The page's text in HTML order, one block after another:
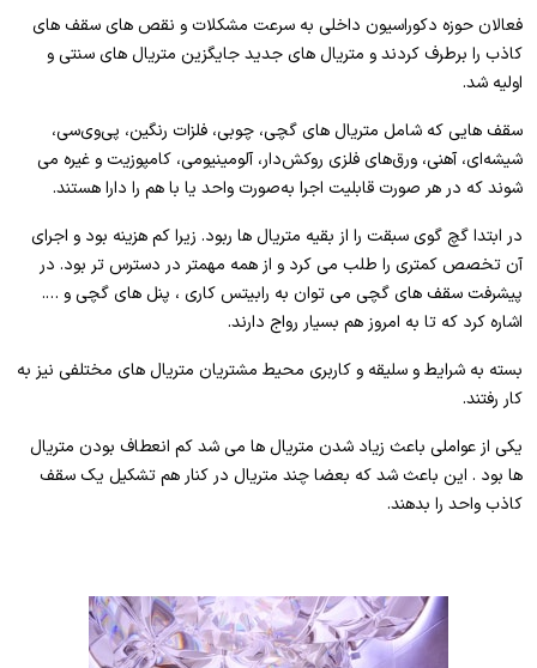
فعالان حوزه دکوراسیون داخلی به سرعت مشکلات و نقص های سقف های
کاذب را برطرف کردند و متریال های جدید جایگزین متریال های سنتی و
اولیه شد.
سقف هایی که شامل متریال های گچی، چوبی، فلزات رنگین، پی‌وی‌سی،
شیشه‌ای، آهنی، ورق‌های فلزی روکش‌دار، آلومینیومی، کامپوزیت و غیره می
شوند که در هر صورت قابلیت اجرا به‌صورت واحد یا با هم را دارا هستند.
در ابتدا گچ گوی سبقت را از بقیه متریال ها ربود. زیرا کم هزینه بود و اجرای
آن تخصص کمتری را طلب می کرد و از همه مهمتر در دسترس تر بود. در
پیشرفت سقف های گچی می توان به رابیتس کاری ، پنل های گچی و ….
اشاره کرد که تا به امروز هم بسیار رواج دارند.
بسته به شرایط و سلیقه و کاربری محیط مشتریان متریال های مختلفی نیز به
کار رفتند.
یکی از عواملی باعث زیاد شدن متریال ها می شد کم انعطاف بودن متریال
ها بود . این باعث شد که بعضا چند متریال در کنار هم تشکیل یک سقف
کاذب واحد را بدهند.